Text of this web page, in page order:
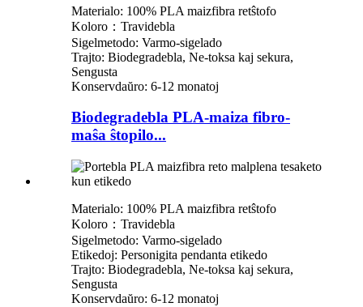
Materialo: 100% PLA maizfibra retŝtofo
Koloro：Travidebla
Sigelmetodo: Varmo-sigelado
Trajto: Biodegradebla, Ne-toksa kaj sekura,
Sengusta
Konservdaŭro: 6-12 monatoj
Biodegradebla PLA-maiza fibro-
maŝa ŝtopilo...
Materialo: 100% PLA maizfibra retŝtofo
Koloro：Travidebla
Sigelmetodo: Varmo-sigelado
Etikedoj: Personigita pendanta etikedo
Trajto: Biodegradebla, Ne-toksa kaj sekura,
Sengusta
Konservdaŭro: 6-12 monatoj